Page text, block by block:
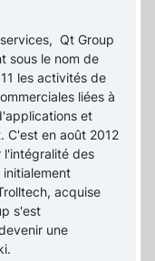
Qt Group
sous le nom de
les activités de
liées à
et
C'est en août 2012
l'intégralité des
acquise
s'est
une